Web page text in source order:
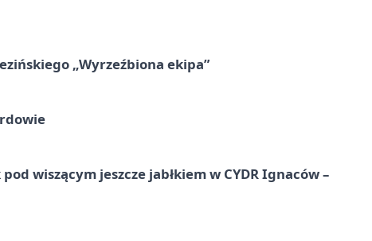
„Wyrzeźbiona ekipa”
wiszącym jeszcze jabłkiem w CYDR Ignaców –